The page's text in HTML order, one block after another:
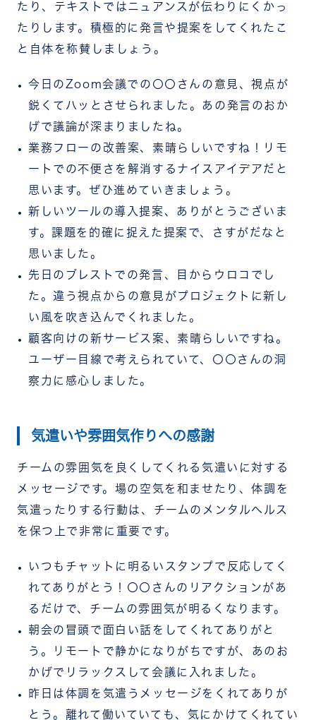
たり、テキストではニュアンスが伝わりにくかっ
たりします。積極的に発言や提案をしてくれたこ
と自体を称賛しましょう。
今日のZoom会議での〇〇さんの意見、視点が
鋭くてハッとさせられました。あの発言のおか
げで議論が深まりましたね。
業務フローの改善案、素晴らしいですね！リモ
ートでの不便さを解消するナイスアイデアだと
思います。ぜひ進めていきましょう。
新しいツールの導入提案、ありがとうございま
す。課題を的確に捉えた提案で、さすがだなと
思いました。
先日のブレストでの発言、目からウロコでし
た。違う視点からの意見がプロジェクトに新し
い風を吹き込んでくれました。
顧客向けの新サービス案、素晴らしいですね。
ユーザー目線で考えられていて、〇〇さんの洞
察力に感心しました。
気遣いや雰囲気作りへの感謝
チームの雰囲気を良くしてくれる気遣いに対する
メッセージです。場の空気を和ませたり、体調を
気遣ったりする行動は、チームのメンタルヘルス
を保つ上で非常に重要です。
いつもチャットに明るいスタンプで反応してく
れてありがとう！〇〇さんのリアクションがあ
るだけで、チームの雰囲気が明るくなります。
朝会の冒頭で面白い話をしてくれてありがと
う。リモートで静かになりがちですが、あのお
かげでリラックスして会議に入れました。
昨日は体調を気遣うメッセージをくれてありが
とう。離れて働いていても、気にかけてくれてい